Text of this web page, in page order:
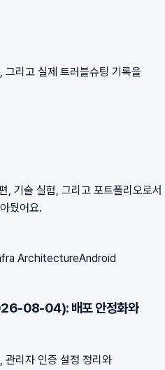
리고 실제 트러블슈팅 기록을
, 기술 실험, 그리고 포트폴리오로서
뒀어요.
ArchitectureAndroid
08-04): 배포 안정화와
관리자 인증 설정 정리와